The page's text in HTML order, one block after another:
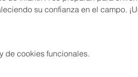
su confianza en el campo.
de cookies funcionales.